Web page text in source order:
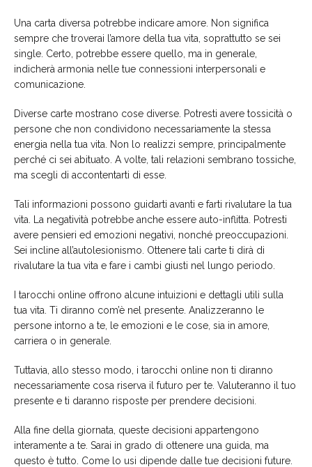
Una carta diversa potrebbe indicare amore. Non significa
sempre che troverai l’amore della tua vita, soprattutto se sei
single. Certo, potrebbe essere quello, ma in generale,
indicherà armonia nelle tue connessioni interpersonali e
comunicazione.
Diverse carte mostrano cose diverse. Potresti avere tossicità o
persone che non condividono necessariamente la stessa
energia nella tua vita. Non lo realizzi sempre, principalmente
perché ci sei abituato. A volte, tali relazioni sembrano tossiche,
ma scegli di accontentarti di esse.
Tali informazioni possono guidarti avanti e farti rivalutare la tua
vita. La negatività potrebbe anche essere auto-inflitta. Potresti
avere pensieri ed emozioni negativi, nonché preoccupazioni.
Sei incline all’autolesionismo. Ottenere tali carte ti dirà di
rivalutare la tua vita e fare i cambi giusti nel lungo periodo.
I tarocchi online offrono alcune intuizioni e dettagli utili sulla
tua vita. Ti diranno com’è nel presente. Analizzeranno le
persone intorno a te, le emozioni e le cose, sia in amore,
carriera o in generale.
Tuttavia, allo stesso modo, i tarocchi online non ti diranno
necessariamente cosa riserva il futuro per te. Valuteranno il tuo
presente e ti daranno risposte per prendere decisioni.
Alla fine della giornata, queste decisioni appartengono
interamente a te. Sarai in grado di ottenere una guida, ma
questo è tutto. Come lo usi dipende dalle tue decisioni future.